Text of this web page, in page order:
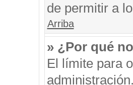
de permitir a
Arriba
» ¿Por qué
El límite para